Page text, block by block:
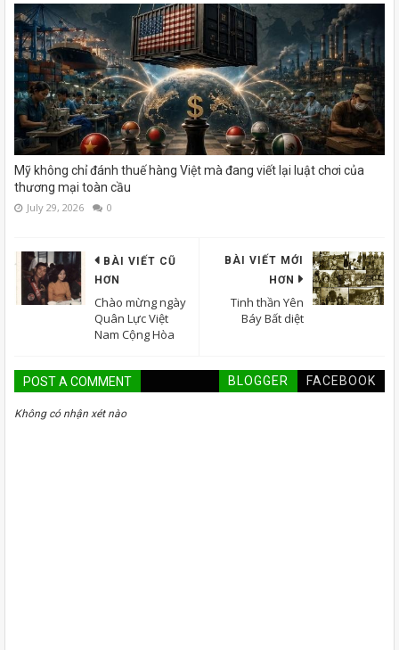
Mỹ không chỉ đánh thuế hàng Việt mà đang viết lại luật chơi của
thương mại toàn cầu
July 29, 2026 0
BÀI VIẾT MỚI
HƠN
Tinh thần Yên
Báy Bất diệt
BÀI VIẾT CŨ
HƠN
Chào mừng ngày
Quân Lực Việt
Nam Cộng Hòa
POST A COMMENT BLOGGER FACEBOOK
Không có nhận xét nào